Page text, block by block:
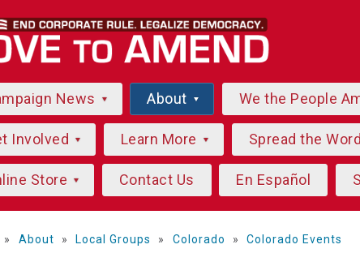
News About We the People
Involved Learn More Spread the Word
Store Contact Us En Español
» About » Local Groups » Colorado » Colorado Events